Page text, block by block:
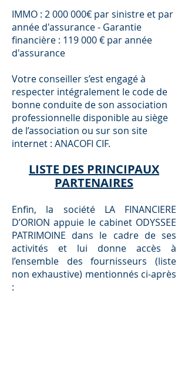
IMMO : 2 000 000€ par sinistre et par
année d'assurance - Garantie
ﬁnancière : 119 000 € par année
d'assurance
Votre conseiller s’est engagé à
respecter intégralement le code de
bonne conduite de son association
professionnelle disponible au siège
de l’association ou sur son site
internet : ANACOFI CIF.
LISTE DES PRINCIPAUX
PARTENAIRES
Enfin, la société LA FINANCIERE
D’ORION appuie le cabinet ODYSSEE
PATRIMOINE dans le cadre de ses
activités et lui donne accès à
l’ensemble des fournisseurs (liste
non exhaustive) mentionnés ci-après
: